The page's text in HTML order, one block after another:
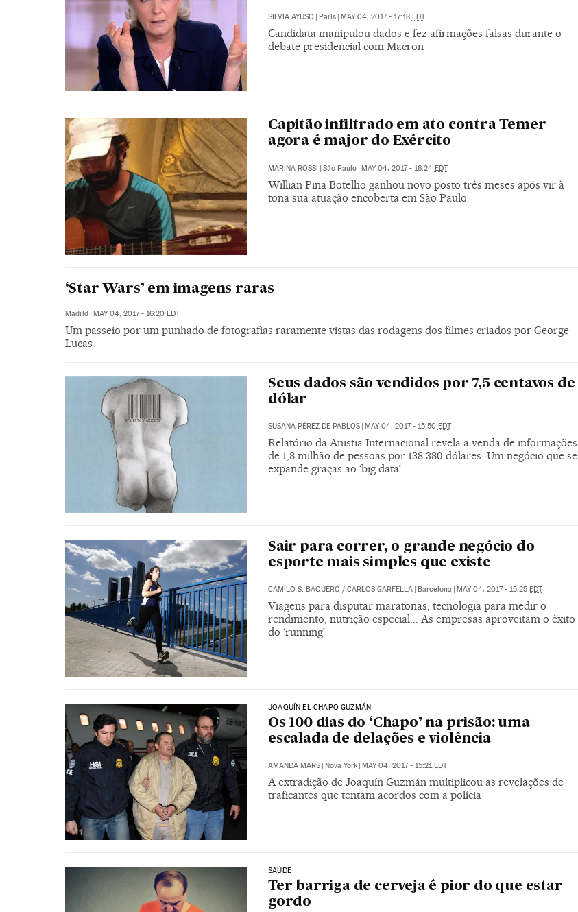
SILVIA AYUSO | Paris | MAY 04, 2017 - 17:18 EDT
Candidata manipulou dados e fez afirmações falsas durante o
debate presidencial com Macron
Capitão infiltrado em ato contra Temer
agora é major do Exército
MARINA ROSSI São Paulo MAY 04, 2017 - 16:24 EDT
Willian Pina Botelho ganhou novo posto três meses após vir à
tona sua atuação encoberta em São Paulo
‘Star Wars’ em imagens raras
Madrid | MAY 04, 2017 - 16:20 EDT
Um passeio por um punhado de fotografias raramente vistas das rodagens dos filmes criados por George
Lucas
Seus dados são vendidos por 7,5 centavos de
dólar
SUSANA PÉREZ DE PABLOS | MAY 04, 2017 - 15:50 EDT
Relatório da Anistia Internacional revela a venda de informações
de 1,8 milhão de pessoas por 138.380 dólares. Um negócio que se
expande graças ao ‘big data’
Sair para correr, o grande negócio do
esporte mais simples que existe
CAMILO S. BAQUERO / CARLOS GARFELLA | Barcelona | MAY 04, 2017 - 15:25 EDT
Viagens para disputar maratonas, tecnologia para medir o
rendimento, nutrição especial... As empresas aproveitam o êxito
do ‘running’
JOAQUÍN EL CHAPO GUZMÁN
Os 100 dias do ‘Chapo’ na prisão: uma
escalada de delações e violência
AMANDA MARS | Nova York | MAY 04, 2017 - 15:21 EDT
A extradição de Joaquín Guzmán multiplicou as revelações de
traficantes que tentam acordos com a polícia
SAÚDE
Ter barriga de cerveja é pior do que estar
gordo